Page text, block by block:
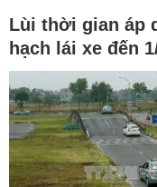
Lùi thời gian áp
hạch lái xe đến